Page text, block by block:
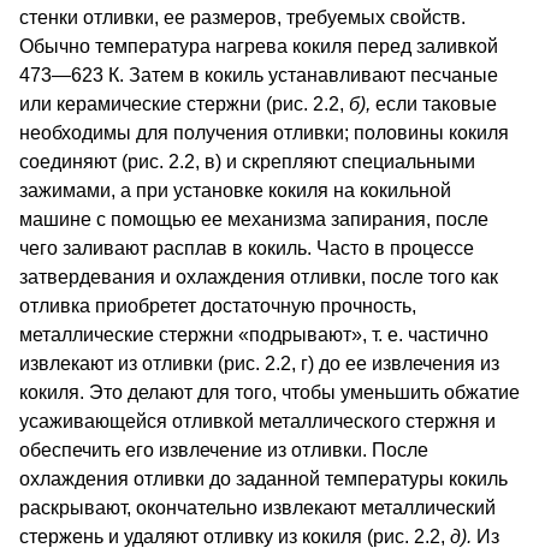
стенки отливки, ее разме­ров, требуемых свойств.
Обычно температура нагрева кокиля перед заливкой
473—623 К. Затем в кокиль устанавливают песчаные
или керамические стержни (рис. 2.2, б), если таковые
необходимы для получе­ния отливки; половины кокиля
соединяют (рис. 2.2, в) и скреп­ляют специальными
зажимами, а при установке кокиля на ко­кильной
машине с помощью ее механизма запирания, после
чего заливают расплав в кокиль. Часто в процессе
затвердевания и охлаждения отливки, после того как
отливка приобретет достаточную прочность,
металлические стержни «подрывают», т. е. частично
извлекают из отливки (рис. 2.2, г) до ее извлечения из
кокиля. Это делают для того, чтобы уменьшить обжатие
усаживающейся отливкой металлического стержня и
обеспечить его извлечение из отливки. После
охлаждения отливки до заданной температуры кокиль
раскрывают, окончательно извлекают метал­лический
стержень и удаляют отливку из кокиля (рис. 2.2, д). Из